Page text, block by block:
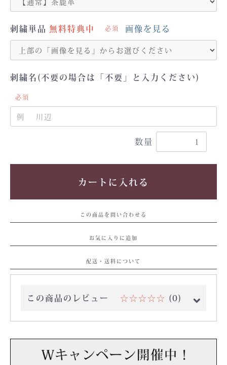
刺繍単品 必須 画像を見る
刺繍名(不要の場合は「不要」と入力ください)
必須
数量
カートに入れる
この商品を問い合わせる
お気に入りに追加
配送・送料について
この商品のレビュー ☆☆☆☆☆ (0)